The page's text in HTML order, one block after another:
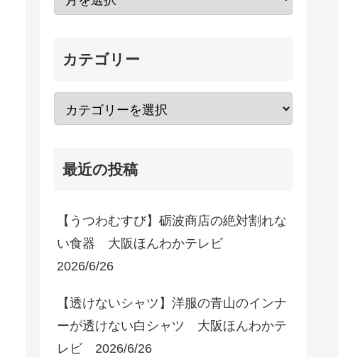
カテゴリー
最近の投稿
【うつわむすび】砺波商店の絶対割れな
い食器 大阪ほんわかテレビ
2026/6/26
【透けないシャツ】洋服の青山のインナ
ーが透けない白シャツ 大阪ほんわかテ
レビ 2026/6/26